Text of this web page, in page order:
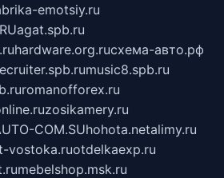
emotsiy.ru
agat.spb.ru
hardware.org.ruсхема-авто.рф
music8.spb.ru
romanofforex.ru
zosikamery.ru
COM.SUhohota.netalimy.ru
vostoka.ruotdelkaexp.ru
mebelshop.msk.ru